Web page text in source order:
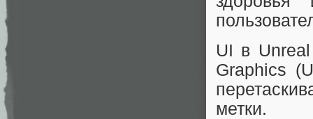
UI в
Graphics
метки.